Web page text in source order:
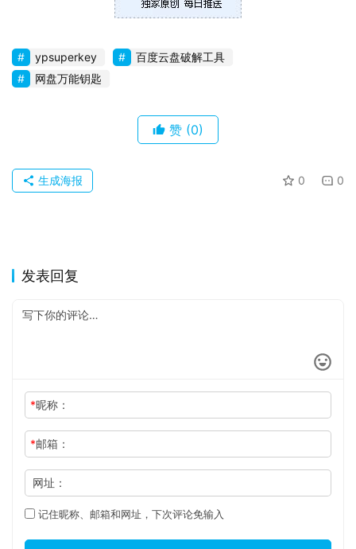
ypsuperkey
百度云盘破解工具
网盘万能钥匙
赞 (0)
0 0
生成海报
发表回复
*昵称：
*邮箱：
网址：
记住昵称、邮箱和网址，下次评论免输入